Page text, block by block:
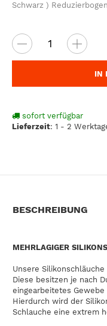
Schwarz ) Reduzierbogen
IN
sofort verfügbar
Lieferzeit: 1 - 2
BESCHREIBUNG
MEHRLAGIGER
Unsere
Diese besitzen je nach
eingearbeitetes Gewebe
Hierdurch wird der
Schlauche eine extrem